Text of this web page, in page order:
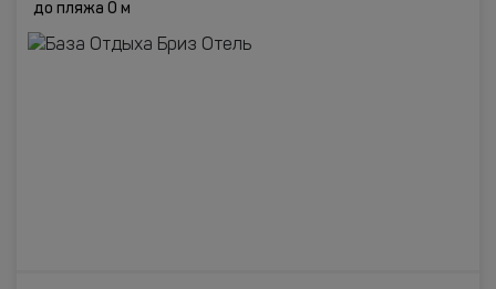
до пляжа 0 м